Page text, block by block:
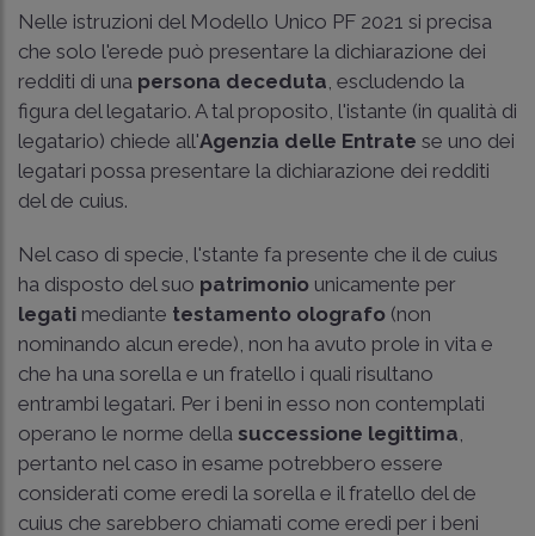
Nelle istruzioni del Modello Unico PF 2021 si precisa
che solo l'erede può presentare la dichiarazione dei
redditi di una persona deceduta, escludendo la
figura del legatario. A tal proposito, l'istante (in qualità di
legatario) chiede all'Agenzia delle Entrate se uno dei
legatari possa presentare la dichiarazione dei redditi
del de cuius.
Nel caso di specie, l'stante fa presente che il de cuius
ha disposto del suo patrimonio unicamente per
legati mediante testamento olografo (non
nominando alcun erede), non ha avuto prole in vita e
che ha una sorella e un fratello i quali risultano
entrambi legatari. Per i beni in esso non contemplati
operano le norme della successione legittima,
pertanto nel caso in esame potrebbero essere
considerati come eredi la sorella e il fratello del de
cuius che sarebbero chiamati come eredi per i beni